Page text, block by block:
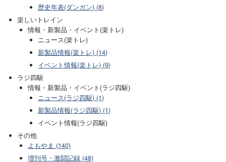
歴史年表(ダンガン) (8)
楽しいトレイン
情報・新製品・イベント(楽トレ)
ニュース(楽トレ)
新製品情報(楽トレ) (14)
イベント情報(楽トレ) (9)
ラジ四駆
情報・新製品・イベント(ラジ四駆)
ニュース(ラジ四駆) (1)
新製品情報(ラジ四駆) (1)
イベント情報(ラジ四駆)
その他
よもやま (140)
増刊号・激闘記録 (48)